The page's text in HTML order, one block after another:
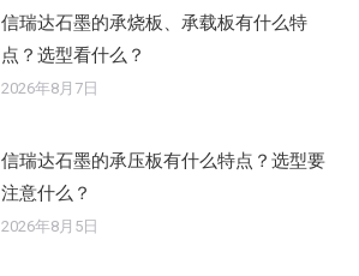
信瑞达石墨的承烧板、承载板有什么特
点？选型看什么？
2026年8月7日
信瑞达石墨的承压板有什么特点？选型要
注意什么？
2026年8月5日